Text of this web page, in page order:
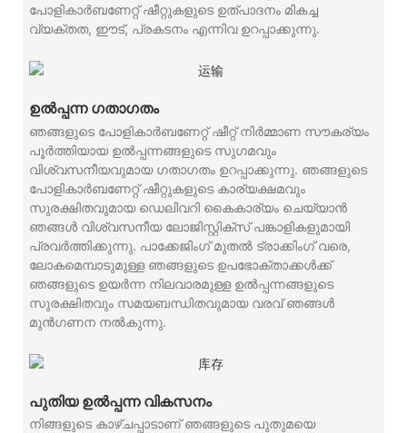
പോളികാർബണേറ്റ് ഷീറ്റുകളുടെ ഉത്പാദനം മികച്ച
വ്യക്തത, ഈട്, പ്രകടനം എന്നിവ ഉറപ്പാക്കുന്നു.
ഉൽപ്പന്ന ഗതാഗതം
ഞങ്ങളുടെ പോളികാർബണേറ്റ് ഷീറ്റ് നിർമ്മാണ സൗകര്യം
പൂർത്തിയായ ഉൽപ്പന്നങ്ങളുടെ സുഗമവും
വിശ്വസനീയവുമായ ഗതാഗതം ഉറപ്പാക്കുന്നു. ഞങ്ങളുടെ
പോളികാർബണേറ്റ് ഷീറ്റുകളുടെ കാര്യക്ഷമവും
സുരക്ഷിതവുമായ ഡെലിവറി കൈകാര്യം ചെയ്യാൻ
ഞങ്ങൾ വിശ്വസനീയ ലോജിസ്റ്റിക്സ് പങ്കാളികളുമായി
പ്രവർത്തിക്കുന്നു. പാക്കേജിംഗ് മുതൽ ട്രാക്കിംഗ് വരെ,
ലോകമെമ്പാടുമുള്ള ഞങ്ങളുടെ ഉപഭോക്താക്കൾക്ക്
ഞങ്ങളുടെ ഉയർന്ന നിലവാരമുള്ള ഉൽപ്പന്നങ്ങളുടെ
സുരക്ഷിതവും സമയബന്ധിതവുമായ വരവ് ഞങ്ങൾ
മുൻഗണന നൽകുന്നു.
പുതിയ ഉൽപ്പന്ന വികസനം
നിങ്ങളുടെ കാഴ്ചപ്പാടാണ് ഞങ്ങളുടെ പുതുമയെ